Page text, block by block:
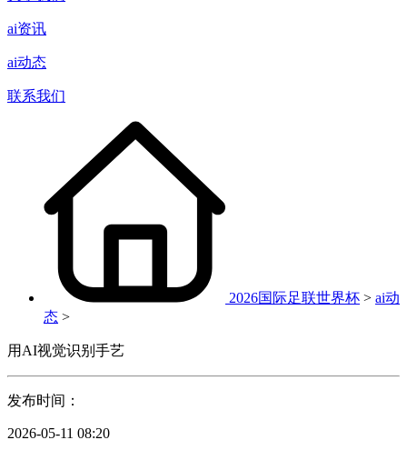
ai资讯
ai动态
联系我们
2026国际足联世界杯 > ai动
态 >
用AI视觉识别手艺
发布时间：
2026-05-11 08:20